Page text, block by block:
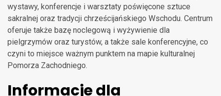
wystawy, konferencje i warsztaty poświęcone sztuce
sakralnej oraz tradycji chrześcijańskiego Wschodu. Centrum
oferuje także bazę noclegową i wyżywienie dla
pielgrzymów oraz turystów, a także sale konferencyjne, co
czyni to miejsce ważnym punktem na mapie kulturalnej
Pomorza Zachodniego.
Informacje dla